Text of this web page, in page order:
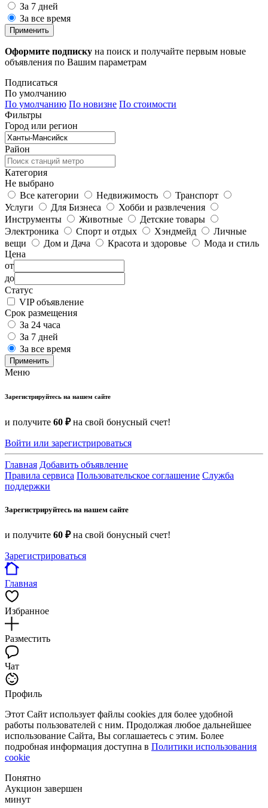
За 7 дней
За все время
Применить
Оформите подписку на поиск и получайте первым новые
объявления по Вашим параметрам
Подписаться
По умолчанию
По умолчанию По новизне По стоимости
Фильтры
Город или регион
Район
Категория
Не выбрано
Все категории
Недвижимость
Транспорт
Услуги
Для Бизнеса
Хобби и развлечения
Инструменты
Животные
Детские товары
Электроника
Спорт и отдых Хэндмейд
Личные
вещи
Дом и Дача Красота и здоровье
Мода и стиль
Цена
от
до
Статус
VIP объявление
Срок размещения
За 24 часа
За 7 дней
За все время
Применить
Меню
Зарегистрируйтесь на нашем сайте
и получите 60 ₽на свой бонусный счет!
Войти или зарегистрироваться
Главная Добавить объявление
Правила сервиса Пользовательское соглашение Служба
поддержки
Зарегистрируйтесь на нашем сайте
и получите 60 ₽на свой бонусный счет!
Зарегистрироваться
Главная
Избранное
Разместить
Чат
Профиль
Этот Сайт использует файлы cookies для более удобной
работы пользователей с ним. Продолжая любое дальнейшее
использование Сайта, Вы соглашаетесь с этим. Более
подробная информация доступна в Политики использования
cookie
Понятно
Аукцион завершен
минут